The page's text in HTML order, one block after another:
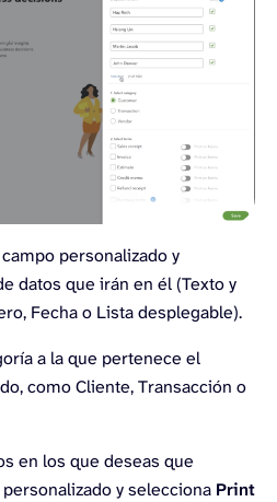
personalizado y
datos que irán en él (Texto y
Fecha o Lista desplegable).
a la que pertenece el
como Cliente, Transacción o
en los que deseas que
y selecciona Print